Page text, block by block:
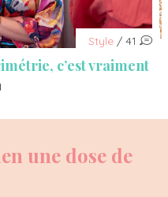
Style / 41
c’est vraiment
une dose de